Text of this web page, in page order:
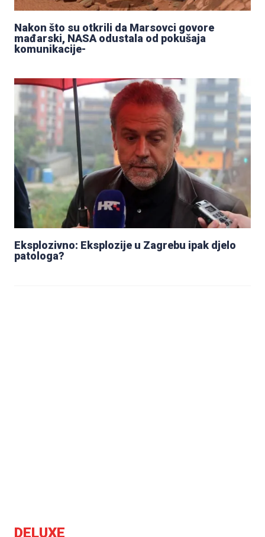
Nakon što su otkrili da Marsovci govore
mađarski, NASA odustala od pokušaja
komunikacije-
Eksplozivno: Eksplozije u Zagrebu ipak djelo
patologa?
DELUXE